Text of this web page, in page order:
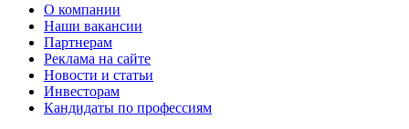
О компании
Наши вакансии
Партнерам
Реклама на сайте
Новости и статьи
Инвесторам
Кандидаты по профессиям